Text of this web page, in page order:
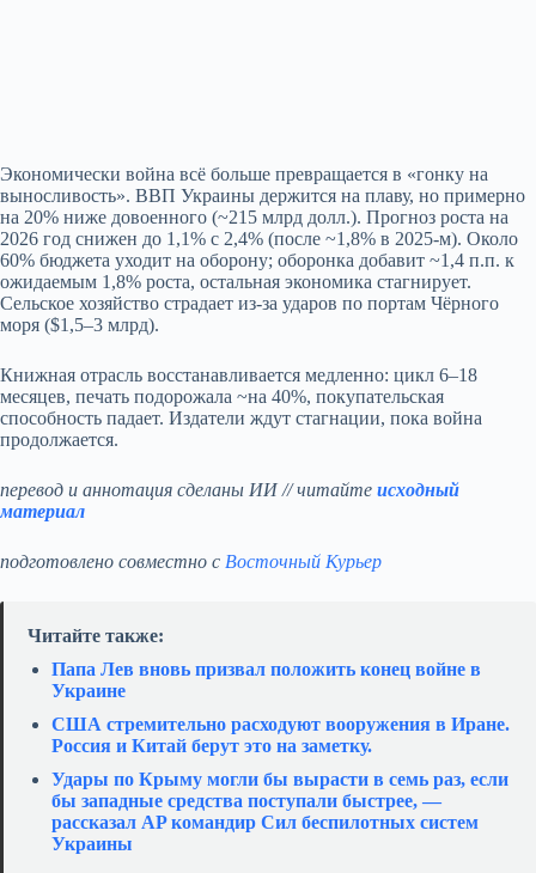
Экономически война всё больше превращается в «гонку на
выносливость». ВВП Украины держится на плаву, но примерно
на 20% ниже довоенного (~215 млрд долл.). Прогноз роста на
2026 год снижен до 1,1% с 2,4% (после ~1,8% в 2025‑м). Около
60% бюджета уходит на оборону; оборонка добавит ~1,4 п.п. к
ожидаемым 1,8% роста, остальная экономика стагнирует.
Сельское хозяйство страдает из‑за ударов по портам Чёрного
моря ($1,5–3 млрд).
Книжная отрасль восстанавливается медленно: цикл 6–18
месяцев, печать подорожала ~на 40%, покупательская
способность падает. Издатели ждут стагнации, пока война
продолжается.
перевод и аннотация сделаны ИИ // читайте исходный
материал
подготовлено совместно с Восточный Курьер
Читайте также:
Папа Лев вновь призвал положить конец войне в
Украине
США стремительно расходуют вооружения в Иране.
Россия и Китай берут это на заметку.
Удары по Крыму могли бы вырасти в семь раз, если
бы западные средства поступали быстрее, —
рассказал AP командир Сил беспилотных систем
Украины